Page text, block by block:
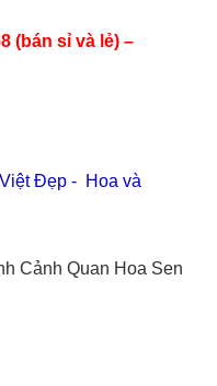
(bán sỉ và lẻ) –
Đẹp - Hoa và
Cảnh Quan Hoa Sen